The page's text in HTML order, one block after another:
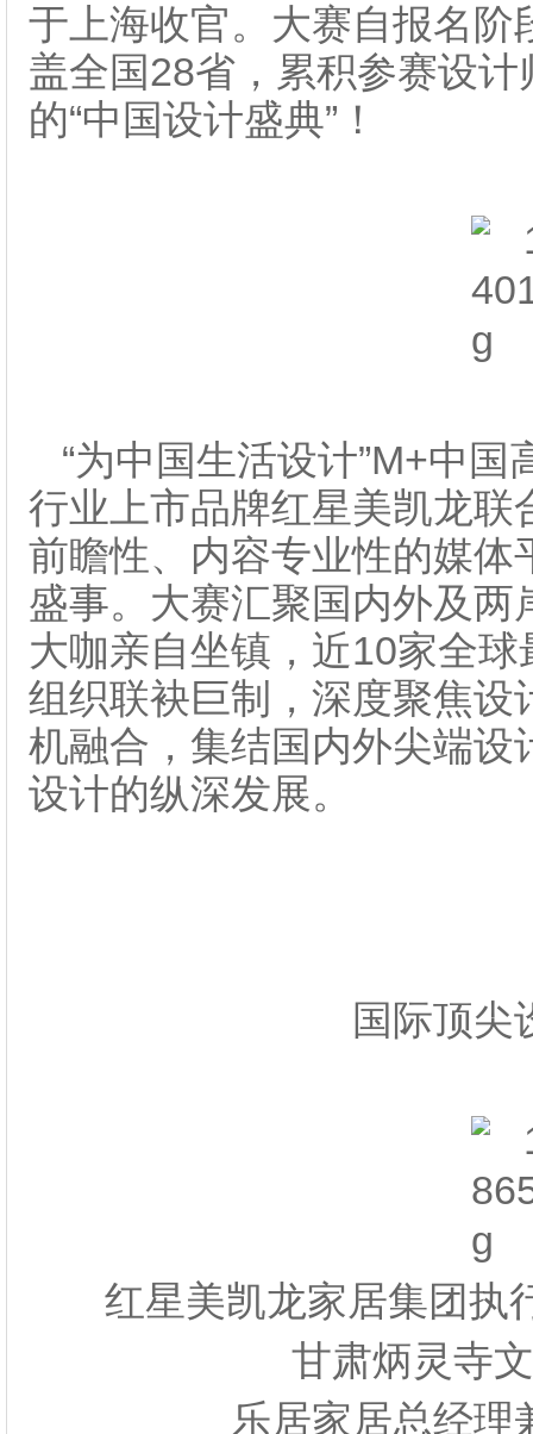
于上海收官。大赛自报名
盖全国28省，累积参赛设
的“中国设计盛典”！
“为中国生活设计”M+中
行业上市品牌红星美凯龙
前瞻性、内容专业性的媒
盛事。大赛汇聚国内外及
大咖亲自坐镇，近10家全
组织联袂巨制，深度聚焦
机融合，集结国内外尖端
设计的纵深发展。
国际顶尖
红星美凯龙家居集团执
甘肃炳灵寺
乐居家居总经理